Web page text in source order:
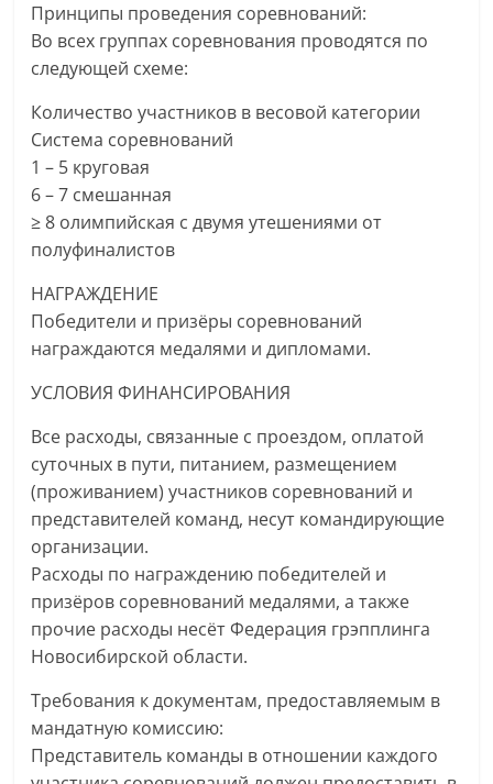
Принципы проведения соревнований:
Во всех группах соревнования проводятся по
следующей схеме:
Количество участников в весовой категории
Система соревнований
1 – 5 круговая
6 – 7 смешанная
≥ 8 олимпийская с двумя утешениями от
полуфиналистов
НАГРАЖДЕНИЕ
Победители и призёры соревнований
награждаются медалями и дипломами.
УСЛОВИЯ ФИНАНСИРОВАНИЯ
Все расходы, связанные с проездом, оплатой
суточных в пути, питанием, размещением
(проживанием) участников соревнований и
представителей команд, несут командирующие
организации.
Расходы по награждению победителей и
призёров соревнований медалями, а также
прочие расходы несёт Федерация грэпплинга
Новосибирской области.
Требования к документам, предоставляемым в
мандатную комиссию:
Представитель команды в отношении каждого